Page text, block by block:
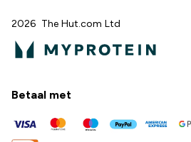
2026 The Hut.com Ltd
Betaal met